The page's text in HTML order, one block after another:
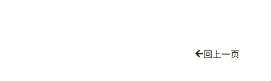
回上一页